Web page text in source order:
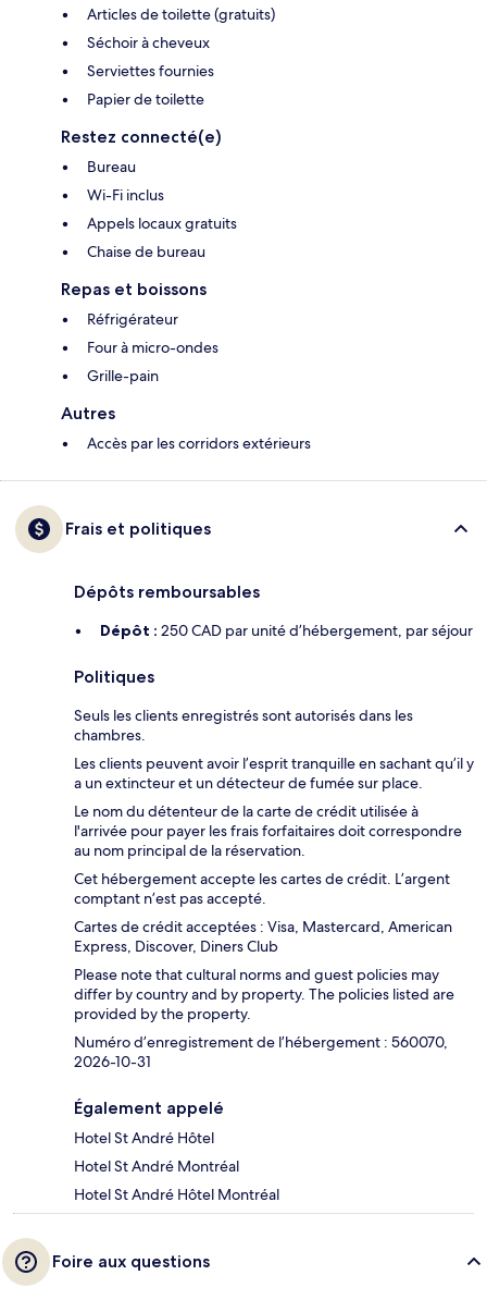
Articles de toilette (gratuits)
Séchoir à cheveux
Serviettes fournies
Papier de toilette
Restez connecté(e)
Bureau
Wi-Fi inclus
Appels locaux gratuits
Chaise de bureau
Repas et boissons
Réfrigérateur
Four à micro-ondes
Grille-pain
Autres
Accès par les corridors extérieurs
Frais et politiques
Dépôts remboursables
Dépôt : 250 CAD par unité d’hébergement, par séjour
Politiques
Seuls les clients enregistrés sont autorisés dans les
chambres.
Les clients peuvent avoir l’esprit tranquille en sachant qu’il y
a un extincteur et un détecteur de fumée sur place.
Le nom du détenteur de la carte de crédit utilisée à
l'arrivée pour payer les frais forfaitaires doit correspondre
au nom principal de la réservation.
Cet hébergement accepte les cartes de crédit. L’argent
comptant n’est pas accepté.
Cartes de crédit acceptées : Visa, Mastercard, American
Express, Discover, Diners Club
Please note that cultural norms and guest policies may
differ by country and by property. The policies listed are
provided by the property.
Numéro d’enregistrement de l’hébergement : 560070,
2026-10-31
Également appelé
Hotel St André Hôtel
Hotel St André Montréal
Hotel St André Hôtel Montréal
Foire aux questions